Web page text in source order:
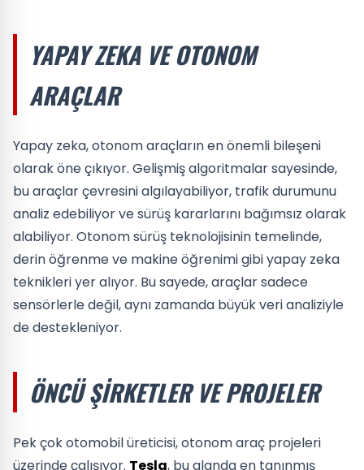
YAPAY ZEKA VE OTONOM
ARAÇLAR
Yapay zeka, otonom araçların en önemli bileşeni
olarak öne çıkıyor. Gelişmiş algoritmalar sayesinde,
bu araçlar çevresini algılayabiliyor, trafik durumunu
analiz edebiliyor ve sürüş kararlarını bağımsız olarak
alabiliyor. Otonom sürüş teknolojisinin temelinde,
derin öğrenme ve makine öğrenimi gibi yapay zeka
teknikleri yer alıyor. Bu sayede, araçlar sadece
sensörlerle değil, aynı zamanda büyük veri analiziyle
de destekleniyor.
ÖNCÜ ŞIRKETLER VE PROJELER
Pek çok otomobil üreticisi, otonom araç projeleri
üzerinde çalışıyor. Tesla, bu alanda en tanınmış